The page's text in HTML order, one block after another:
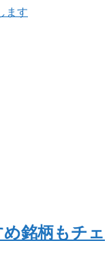
ます
銘柄もチェ